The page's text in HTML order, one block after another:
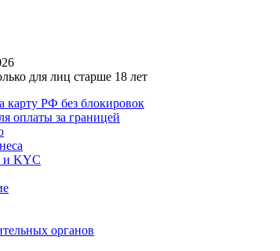
для лиц старше 18 лет
РФ без блокировок
оплаты за границей
и KYC
органов